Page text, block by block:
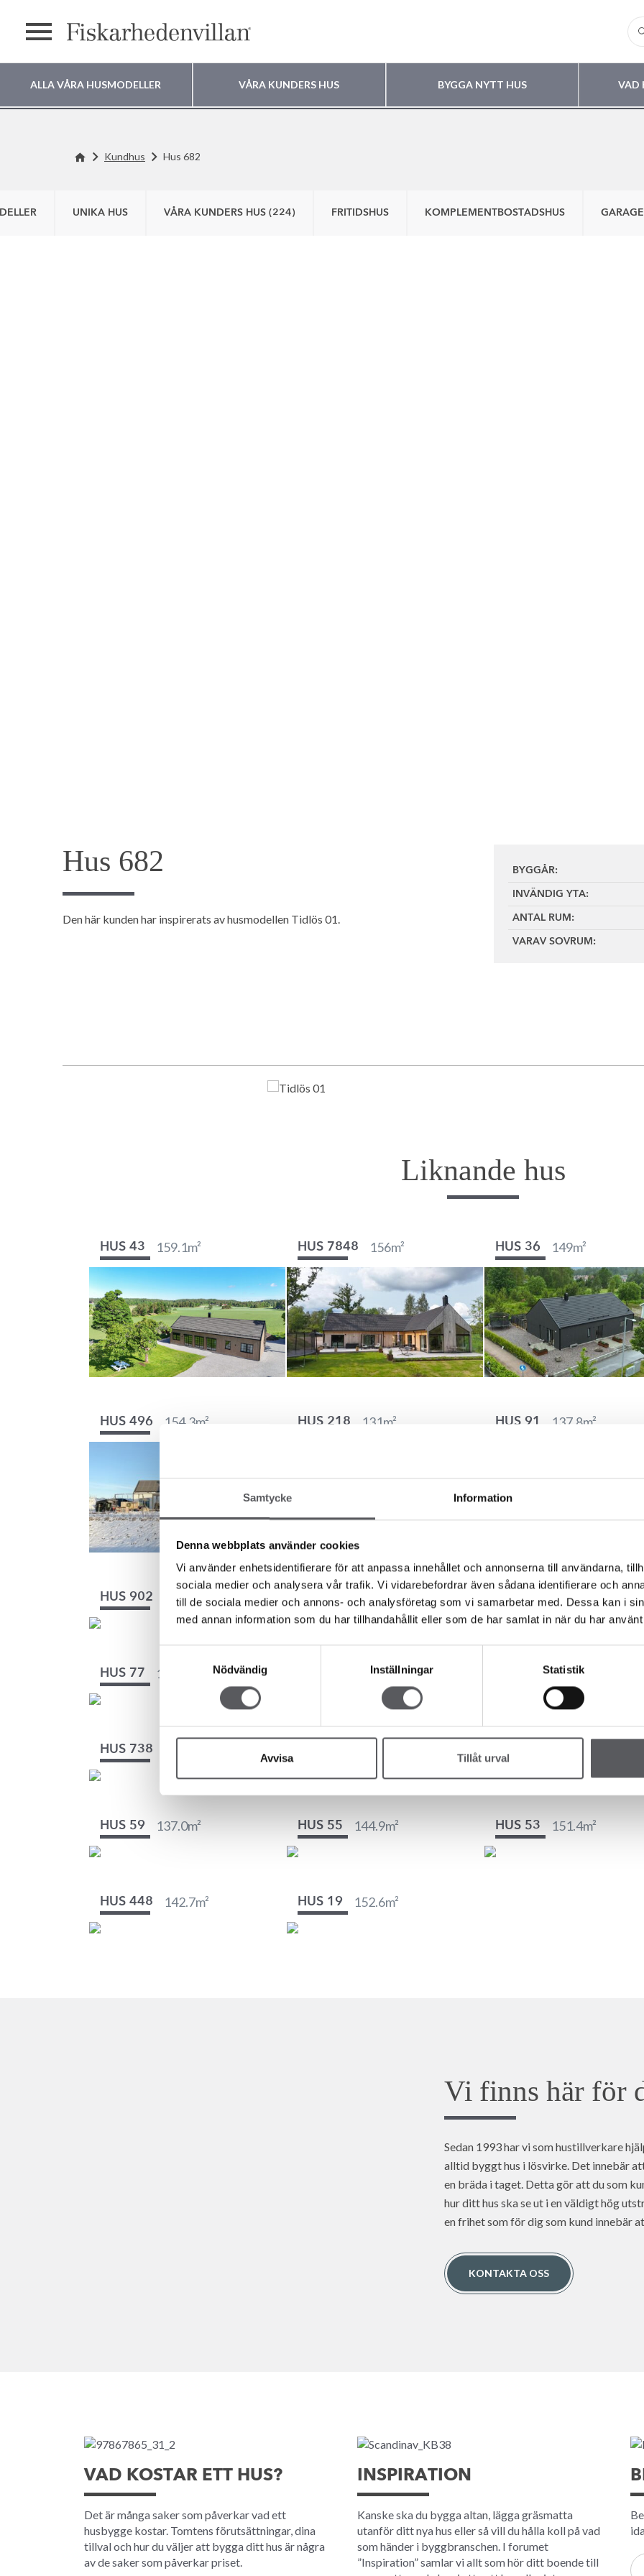
Samtycke Information
Denna webbplats använder cookies
Vi använder enhetsidentifierare för att anpassa innehållet och annonserna till användarna,
sociala medier och analysera vår trafik. Vi vidarebefordrar även sådana identifierare och
till de sociala medier och annons- och analysföretag som vi samarbetar med. Dessa kan i
med annan information som du har tillhandahållit eller som de har samlat in när du har
Nödvändig
Inställningar Statistik
Avvisa Tillåt urval
ALLA VÅRA HUSMODELLER VÅRA KUNDERS HUS BYGGA NYTT HUS VAD
Var vill du bygga
Kundhus Hus 682
UNIKA HUS VÅRA KUNDERS HUS (224) FRITIDSHUS KOMPLEMENTBOSTADSHUS
Hus 682
Den här kunden har inspirerats av husmodellen Tidlös 01.
BYGGÅR:
INVÄNDIG YTA:
ANTAL RUM:
VARAV SOVRUM:
Liknande hus
HUS 43 159.1m² HUS 7848 156m² HUS 36 149m²
HUS 496 154.3m² HUS 218 131m² HUS 91 137.8m²
HUS 902 137.5m² HUS 682 136.6m² HUS 933 143.3m²
HUS 77 131.7 159.4m² HUS 937 142.6
HUS 738
HUS 59 137.0m² HUS 55 144.9m² HUS 53 151.4m²
HUS 448 142.7m² HUS 19 152.6m²
Vi finns här för
Sedan 1993 har vi som hustillverkare
alltid byggt hus i lösvirke. Det innebär
en bräda i taget. Detta gör att du som
hur ditt hus ska se ut i en väldigt hög
en frihet som för dig som kund innebär
KONTAKTA OSS
VAD KOSTAR ETT HUS?
Det är många saker som påverkar vad ett
husbygge kostar. Tomtens förutsättningar, dina
tillval och hur du väljer att bygga ditt hus är några
av de saker som påverkar priset.
INSPIRATION
Kanske ska du bygga altan, lägga gräsmatta
utanför ditt nya hus eller så vill du hålla koll på vad
som händer i byggbranschen. I forumet
”Inspiration” samlar vi allt som hör ditt boende till